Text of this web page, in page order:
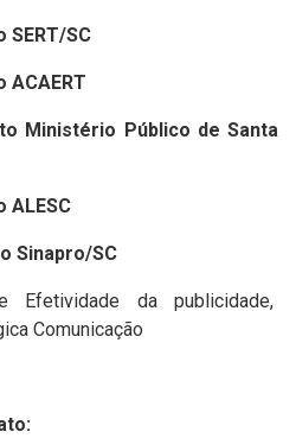
SERT/SC
ACAERT
Ministério Público de Santa
ALESC
Sinapro/SC
Efetividade da publicidade,
Comunicação